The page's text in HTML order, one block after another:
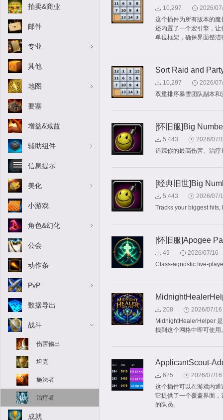
拍卖&商业
邮件
专业
其他
地图
要塞
增益&减益
辅助组件
信息提示
美化
小游戏
角色&幻化
公会
动作条
PvP
数据导出
战斗
伤害输出
坦克
施法者
治疗者
成就
10,297
2026/
这个插件为所有版本的
还内置了一个宏引擎，
单位框架，确保界面整
Sort Raid and
10,297
2026/
双重排序暴雪团队副本
[怀旧服]Big
5,443
2026/07/
追踪你的最高伤害、治
[经典旧世]Big
5,443
2026/07/
Tracks your biggest
[怀旧服]Apogee
49
2026/07/16
Class-agnostic five-
208
2026/07/16
MidnightHealerHelper
拽到这个网格中即可使用
ApplicantScout-
625
2026/07/16
这个插件可以在游戏内
它提供了一个覆盖界面
的队员。